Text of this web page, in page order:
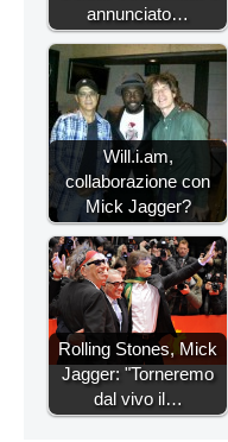
annunciato…
Will.i.am,
collaborazione con
Mick Jagger?
Rolling Stones, Mick
Jagger: "Torneremo
dal vivo il…